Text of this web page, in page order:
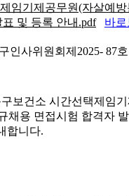
임기제공무원(자살예
및 등록 안내.pdf
바로
인사위원회제 2025- 87호
보건소 시간선택제임
채용 면접시험 합격자
합니다.